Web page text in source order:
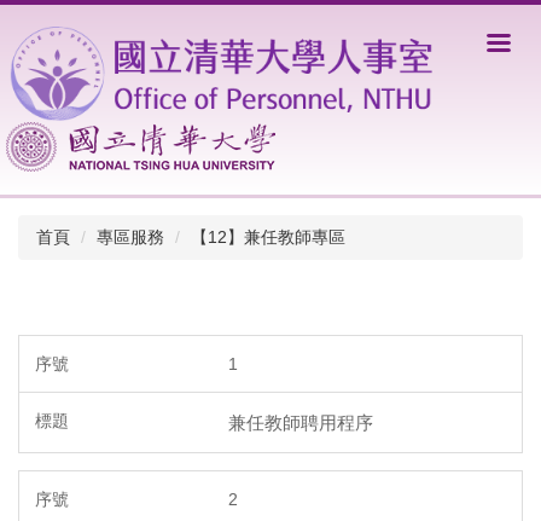
到
主
要
內
容
區
首頁 專區服務 【12】兼任教師專區
1
兼任教師聘用程序
2